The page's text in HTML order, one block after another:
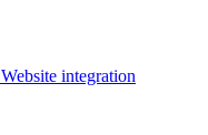
Website integration